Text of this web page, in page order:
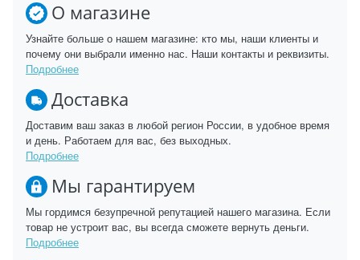
О магазине
Узнайте больше о нашем магазине: кто мы, наши клиенты и
почему они выбрали именно нас. Наши контакты и реквизиты.
Подробнее
Доставка
Доставим ваш заказ в любой регион России, в удобное время
и день. Работаем для вас, без выходных.
Подробнее
Мы гарантируем
Мы гордимся безупречной репутацией нашего магазина. Если
товар не устроит вас, вы всегда сможете вернуть деньги.
Подробнее